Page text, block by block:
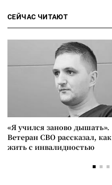
СЕЙЧАС ЧИТАЮТ
«Я учился заново дышать».
Ветеран СВО рассказал, как
жить с инвалидностью